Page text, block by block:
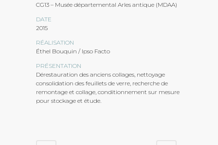
CG13 – Musée départemental Arles antique (MDAA)
DATE
2015
RÉALISATION
Éthel Bouquin / Ipso Facto
PRÉSENTATION
Dérestauration des anciens collages, nettoyage
consolidation des feuillets de verre, recherche de
remontage et collage, conditionnement sur mesure
pour stockage et étude.